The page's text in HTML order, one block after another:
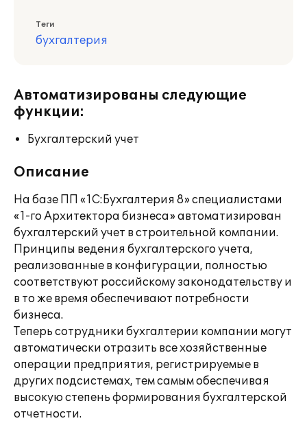
Теги
бухгалтерия
Автоматизированы следующие
функции:
Бухгалтерский учет
Описание
На базе ПП «1С:Бухгалтерия 8» специалистами
«1-го Архитектора бизнеса» автоматизирован
бухгалтерский учет в строительной компании.
Принципы ведения бухгалтерского учета,
реализованные в конфигурации, полностью
соответствуют российскому законодательству и
в то же время обеспечивают потребности
бизнеса.
Теперь сотрудники бухгалтерии компании могут
автоматически отразить все хозяйственные
операции предприятия, регистрируемые в
других подсистемах, тем самым обеспечивая
высокую степень формирования бухгалтерской
отчетности.